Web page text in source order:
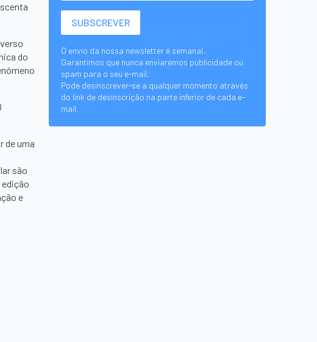
do
de uma
são
e
O envio da nossa newsletter é semanal.
Garantimos que nunca enviaremos publicidade ou
spam para o seu e-mail.
Pode desinscrever-se a qualquer momento através
do link de desinscrição na parte inferior de cada e-
mail.